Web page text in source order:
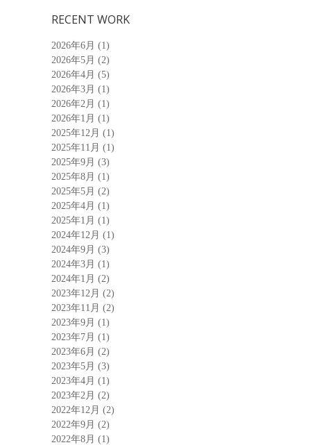
RECENT WORK
2026年6月 (1)
2026年5月 (2)
2026年4月 (5)
2026年3月 (1)
2026年2月 (1)
2026年1月 (1)
2025年12月 (1)
2025年11月 (1)
2025年9月 (3)
2025年8月 (1)
2025年5月 (2)
2025年4月 (1)
2025年1月 (1)
2024年12月 (1)
2024年9月 (3)
2024年3月 (1)
2024年1月 (2)
2023年12月 (2)
2023年11月 (2)
2023年9月 (1)
2023年7月 (1)
2023年6月 (2)
2023年5月 (3)
2023年4月 (1)
2023年2月 (2)
2022年12月 (2)
2022年9月 (2)
2022年8月 (1)